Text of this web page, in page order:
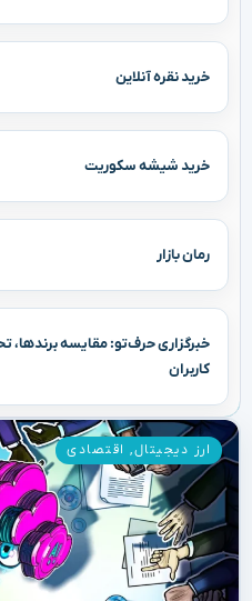
خرید نقره آنلاین
خرید شیشه سکوریت
رمان بازار
خبرگزاری حرف‌تو: مقایسه برندها،
کاربران
ارز دیجیتال, اقتصادی